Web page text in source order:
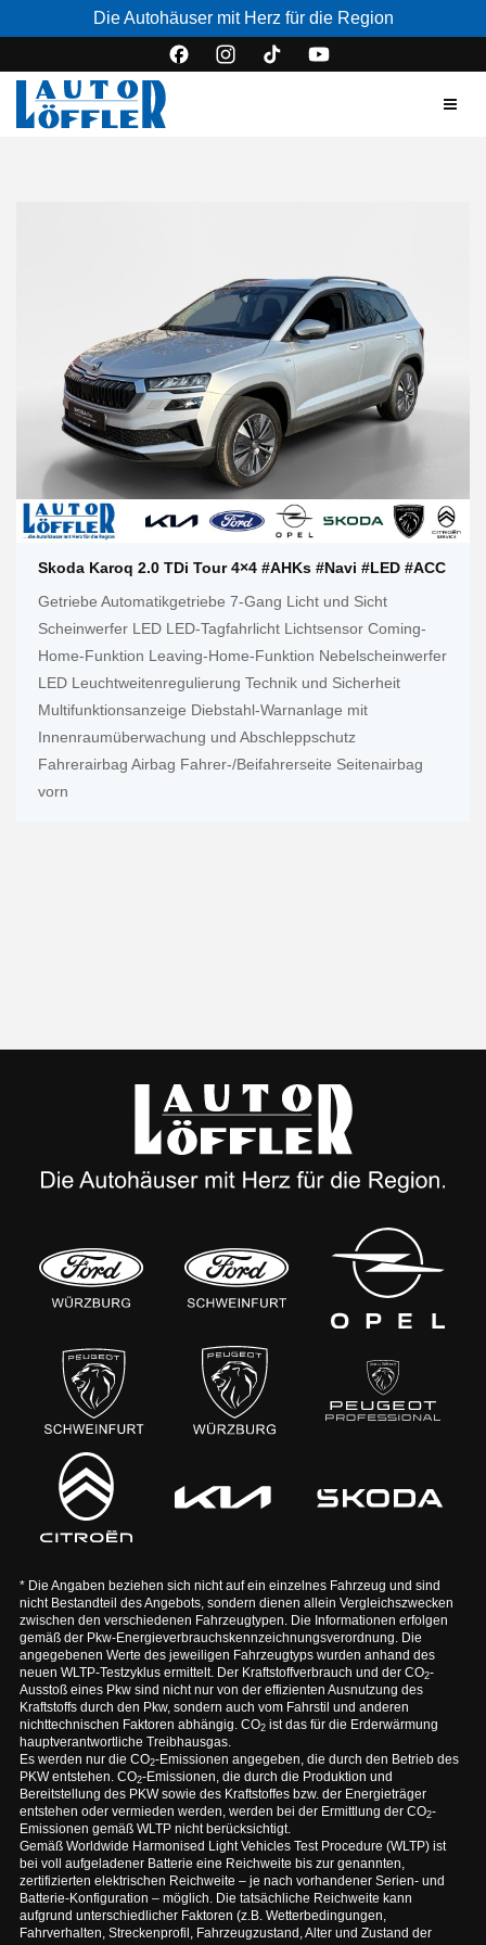
Die Autohäuser mit Herz für die Region
Skoda Karoq 2.0 TDi Tour 4×4 #AHKs #Navi #LED #ACC
Getriebe Automatikgetriebe 7-Gang Licht und Sicht
Scheinwerfer LED LED-Tagfahrlicht Lichtsensor Coming-
Home-Funktion Leaving-Home-Funktion Nebelscheinwerfer
LED Leuchtweitenregulierung Technik und Sicherheit
Multifunktionsanzeige Diebstahl-Warnanlage mit
Innenraumüberwachung und Abschleppschutz
Fahrerairbag Airbag Fahrer-/Beifahrerseite Seitenairbag
vorn
* Die Angaben beziehen sich nicht auf ein einzelnes Fahrzeug und sind
nicht Bestandteil des Angebots, sondern dienen allein Vergleichszwecken
zwischen den verschiedenen Fahrzeugtypen. Die Informationen erfolgen
gemäß der Pkw-Energieverbrauchskennzeichnungsverordnung. Die
angegebenen Werte des jeweiligen Fahrzeugtyps wurden anhand des
neuen WLTP-Testzyklus ermittelt. Der Kraftstoffverbrauch und der CO2-
Ausstoß eines Pkw sind nicht nur von der effizienten Ausnutzung des
Kraftstoffs durch den Pkw, sondern auch vom Fahrstil und anderen
nichttechnischen Faktoren abhängig. CO2ist das für die Erderwärmung
hauptverantwortliche Treibhausgas.
Es werden nur die CO2-Emissionen angegeben, die durch den Betrieb des
PKW entstehen. CO2-Emissionen, die durch die Produktion und
Bereitstellung des PKW sowie des Kraftstoffes bzw. der Energieträger
entstehen oder vermieden werden, werden bei der Ermittlung der CO2-
Emissionen gemäß WLTP nicht berücksichtigt.
Gemäß Worldwide Harmonised Light Vehicles Test Procedure (WLTP) ist
bei voll aufgeladener Batterie eine Reichweite bis zur genannten,
zertifizierten elektrischen Reichweite – je nach vorhandener Serien- und
Batterie-Konfiguration – möglich. Die tatsächliche Reichweite kann
aufgrund unterschiedlicher Faktoren (z.B. Wetterbedingungen,
Fahrverhalten, Streckenprofil, Fahrzeugzustand, Alter und Zustand der